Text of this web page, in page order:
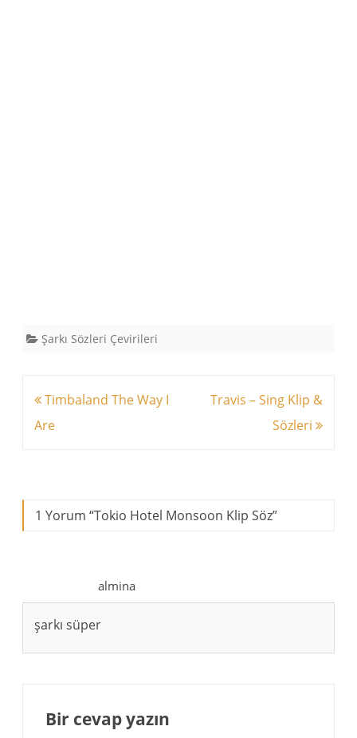
Şarkı Sözleri Çevirileri
Yazı
dolaşımı
Timbaland The Way I
Are
Travis – Sing Klip &
Sözleri
1 Yorum “Tokio Hotel Monsoon Klip Söz”
almina
şarkı süper
Bir cevap yazın